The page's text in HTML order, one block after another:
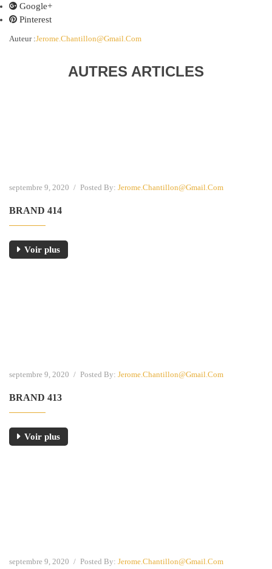
Google+
Pinterest
Auteur :Jerome.chantillon@gmail.com
AUTRES ARTICLES
septembre 9, 2020 / Posted By: Jerome.chantillon@gmail.com
BRAND 414
Voir plus
septembre 9, 2020 / Posted By: Jerome.chantillon@gmail.com
BRAND 413
Voir plus
septembre 9, 2020 / Posted By: Jerome.chantillon@gmail.com